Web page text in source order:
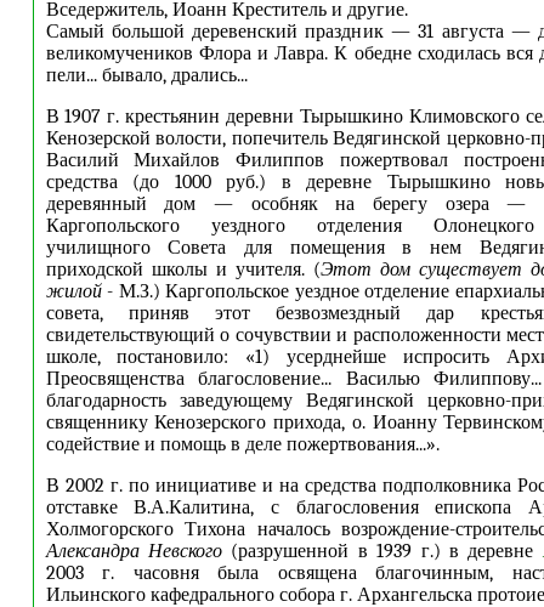
Вседержитель, Иоанн Креститель и другие.
Самый большой деревенский праздник — 31 августа —
великомучеников Флора и Лавра. К обедне сходилась вся
пели... бывало, дрались...
В 1907 г. крестьянин деревни Тырышкино Климовского
Кенозерской волости, попечитель Ведягинской
Василий Михайлов Филиппов пожертвовал
средства (до 1000 руб.) в деревне Тырышкино
деревянный дом — особняк на берегу озера — в
Каргопольского уездного отделения Олонецкого
училищного Совета для помещения в нем
приходской школы и учителя. (Этот дом существует
жилой- М.З.) Каргопольское уездное отделение
совета, приняв этот безвозмездный дар
свидетельствующий о сочувствии и расположенности
школе, постановило: «1) усерднейше испросить
Преосвященства благословение... Василью
благодарность заведующему Ведягинской церковно-
священнику Кенозерского прихода, о. Иоанну
содействие и помощь в деле пожертвования...».
В 2002 г. по инициативе и на средства подполковника
отставке В.А.Калитина, с благословения епископа
Холмогорского Тихона началось возрождение-
Александра Невского(разрушенной в 1939 г.) в деревне
2003 г. часовня была освящена благочинным,
Ильинского кафедрального собора г. Архангельска